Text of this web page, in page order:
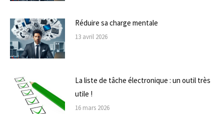
Réduire sa charge mentale
13 avril 2026
La liste de tâche électronique : un outil très
utile !
16 mars 2026